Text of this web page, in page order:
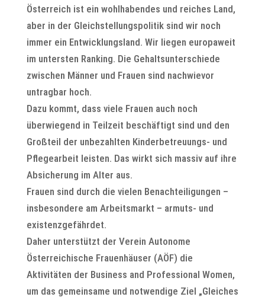
Österreich ist ein wohlhabendes und reiches Land,
aber in der Gleichstellungspolitik sind wir noch
immer ein Entwicklungsland. Wir liegen europaweit
im untersten Ranking. Die Gehaltsunterschiede
zwischen Männer und Frauen sind nachwievor
untragbar hoch.
Dazu kommt, dass viele Frauen auch noch
überwiegend in Teilzeit beschäftigt sind und den
Großteil der unbezahlten Kinderbetreuungs- und
Pflegearbeit leisten. Das wirkt sich massiv auf ihre
Absicherung im Alter aus.
Frauen sind durch die vielen Benachteiligungen –
insbesondere am Arbeitsmarkt – armuts- und
existenzgefährdet.
Daher unterstützt der Verein Autonome
Österreichische Frauenhäuser (AÖF) die
Aktivitäten der Business and Professional Women,
um das gemeinsame und notwendige Ziel „Gleiches